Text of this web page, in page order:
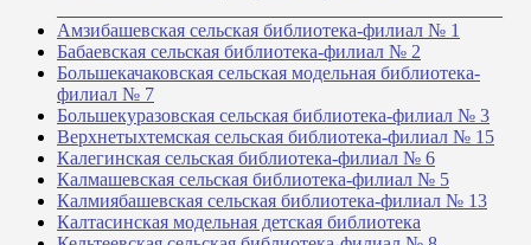
Амзибашевская сельская библиотека-филиал № 1
Бабаевская сельская библиотека-филиал № 2
Большекачаковская сельская модельная библиотека-
филиал № 7
Большекуразовская сельская библиотека-филиал № 3
Верхнетыхтемская сельская библиотека-филиал № 15
Калегинская сельская библиотека-филиал № 6
Калмашевская сельская библиотека-филиал № 5
Калмиябашевская сельская библиотека-филиал № 13
Калтасинская модельная детская библиотека